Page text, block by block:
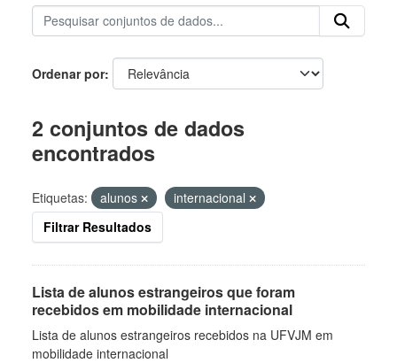
Ordenar por
2 conjuntos de dados
encontrados
Etiquetas: alunos
internacional
Filtrar Resultados
Lista de alunos estrangeiros que foram
recebidos em mobilidade internacional
Lista de alunos estrangeiros recebidos na UFVJM em
mobilidade internacional